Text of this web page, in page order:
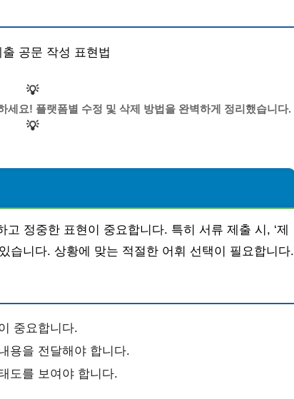
공문 작성 표현법
💡
세요! 플랫폼별 수정 및 삭제 방법을 완벽하게 정리했습니다.
💡
정중한 표현이 중요합니다. 특히 서류 제출 시, ‘제
습니다. 상황에 맞는 적절한 어휘 선택이 필요합니다.
중요합니다.
용을 전달해야 합니다.
도를 보여야 합니다.